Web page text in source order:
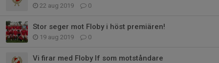
22 aug 2019 0
Stor seger mot Floby i höst premiären!
19 aug 2019 0
Vi firar med Floby If som motståndare